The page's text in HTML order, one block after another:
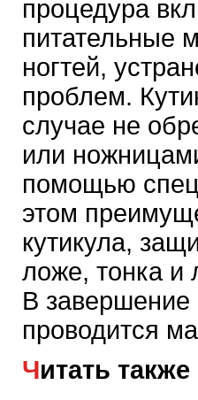
процедура
питательные
ногтей,
проблем.
случае не
или
помощью
этом
кутикула,
ложе, тонка и
В
проводится
Читать также